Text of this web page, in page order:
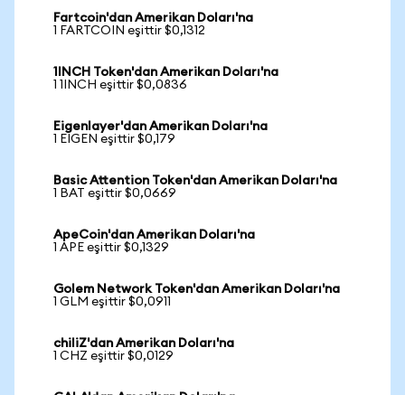
Fartcoin'dan Amerikan Doları'na
1 FARTCOIN eşittir $0,1312
1INCH Token'dan Amerikan Doları'na
1 1INCH eşittir $0,0836
Eigenlayer'dan Amerikan Doları'na
1 EIGEN eşittir $0,179
Basic Attention Token'dan Amerikan Doları'na
1 BAT eşittir $0,0669
ApeCoin'dan Amerikan Doları'na
1 APE eşittir $0,1329
Golem Network Token'dan Amerikan Doları'na
1 GLM eşittir $0,0911
chiliZ'dan Amerikan Doları'na
1 CHZ eşittir $0,0129